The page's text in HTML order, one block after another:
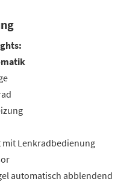
mit Lenkradbedienung
automatisch abblendend